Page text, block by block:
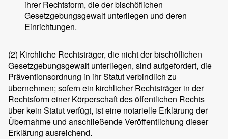
ihrer Rechtsform, die der bischöflichen
Gesetzgebungsgewalt unterliegen und deren
Einrichtungen.
(2) Kirchliche Rechtsträger, die nicht der bischöflichen
Gesetzgebungsgewalt unterliegen, sind aufgefordert, die
Präventionsordnung in ihr Statut verbindlich zu
übernehmen; sofern ein kirchlicher Rechtsträger in der
Rechtsform einer Körperschaft des öffentlichen Rechts
über kein Statut verfügt, ist eine notarielle Erklärung der
Übernahme und anschließende Veröffentlichung dieser
Erklärung ausreichend.